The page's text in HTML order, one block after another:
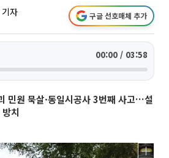
자 구글 선호매체 추가
00:00 / 03:58
민원 묵살·동일시공사 3번째 사고…설
치